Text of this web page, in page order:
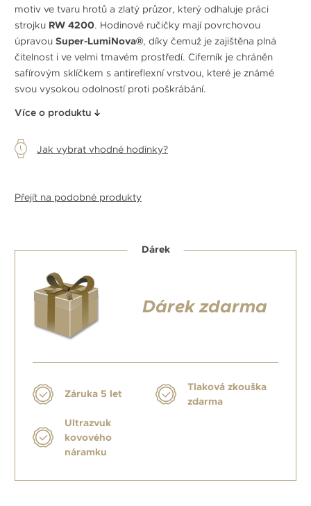
motiv ve tvaru hrotů a zlatý průzor, který odhaluje práci
strojku RW 4200. Hodinové ručičky mají povrchovou
úpravou Super-LumiNova®, díky čemuž je zajištěna plná
čitelnost i ve velmi tmavém prostředí. Ciferník je chráněn
safírovým sklíčkem s antireflexní vrstvou, které je známé
svou vysokou odolností proti poškrábání.
Více o produktu
Jak vybrat vhodné hodinky?
Přejít na podobné produkty
Dárek
Dárek zdarma
Záruka 5 let
Tlaková zkouška
zdarma
Ultrazvuk
kovového
náramku